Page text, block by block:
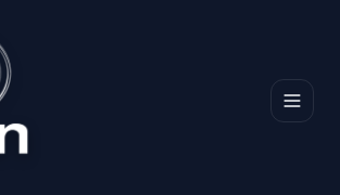
für das Gewerbe